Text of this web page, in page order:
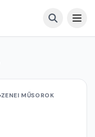
ZENEI MŰSOROK